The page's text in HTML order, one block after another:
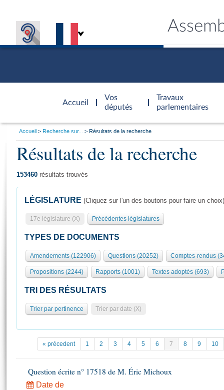
Accueil
d'accueil
Vos
députés
Travaux
parlementaires
Présidence
577 députés
Groupes politiques
Séance publique
Commissions et autres organes
Europe et International
Pétitions
Projets de loi
Propositions de loi
Général
Rôle et pouvoirs de l'Assemblée
Organisation de l'Assemblée
Présidence Conférence des Présidents Bureau Collège des
Statistiques et chiffres clés
Documents de référence
( Constitution | Règlement de l'Assemblée ... )
Visiter l'Assemblée
Visite virtuelle du palais Bourbon
Assister à une séance
La Bibliothèque
Contacts et plan d'accès
Vous
Accueil Recherche sur... Résultats de la recherche
Résultats de la recherche
153460 résultats trouvés
LÉGISLATURE (Cliquez sur l'un des boutons pour faire un choix)
17e législature (X) Précédentes législatures
TYPES DE DOCUMENTS
Amendements (122906) Questions (20252) Comptes-rendus
Propositions (2244) Rapports (1001) Textes adoptés (693)
TRI DES RÉSULTATS
Trier par pertinence Trier par date (X)
« précedent 1 2 3 4 5 6 7 8 9 10
Question écrite n° 17518 de M. Éric Michoux
Date de